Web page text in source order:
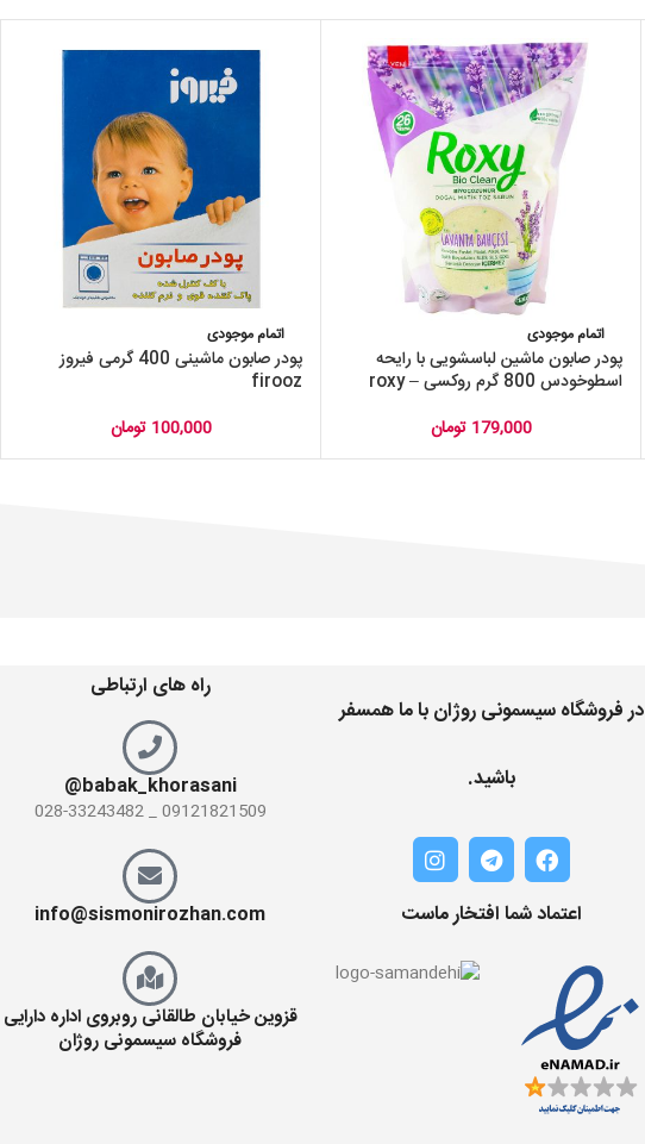
اتمام موجودی
پودر صابون ماشین لباسشویی با رایحه
اسطوخودس 800 گرم روکسی – roxy
179,000 تومان
اتمام موجودی
پودر صابون ماشینی 400 گرمی فیروز
firooz
100,000 تومان
در فروشگاه سیسمونی روژان با ما همسفر
باشید.
اعتماد شما افتخار ماست
راه های ارتباطی
babak_khorasani@
09121821509 _ 028-33243482
info@sismonirozhan.com
قزوین خیابان طالقانی روبروی اداره دارایی
فروشگاه سیسمونی روژان